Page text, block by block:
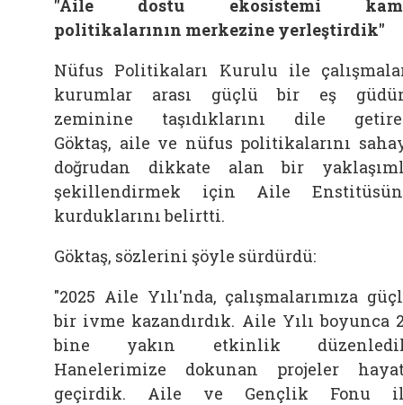
"Aile dostu ekosistemi
politikalarının merkezine yerleştirdik"
Nüfus Politikaları Kurulu ile
kurumlar arası güçlü bir eş
zeminine taşıdıklarını dile
Göktaş, aile ve nüfus politikalarını
doğrudan dikkate alan bir
şekillendirmek için
Aile
kurduklarını belirtti.
Göktaş, sözlerini şöyle sürdürdü:
"2025 Aile Yılı'nda, çalışmalarımıza
bir ivme kazandırdık. Aile Yılı boyunca
bine yakın etkinlik
Hanelerimize dokunan projeler
geçirdik.
Aile
ve Gençlik Fonu